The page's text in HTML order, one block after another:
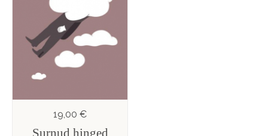
19,00 €
Surnud hinged